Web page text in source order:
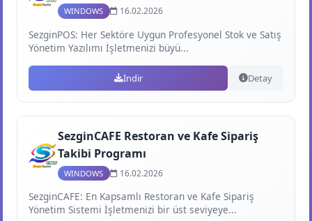
WINDOWS 16.02.2026
SezginPOS: Her Sektöre Uygun Profesyonel Stok ve Satış
Yönetim Yazılımı İşletmenizi büyü...
İndir Detay
SezginCAFE Restoran ve Kafe Sipariş
Takibi Programı
WINDOWS 16.02.2026
SezginCAFE: En Kapsamlı Restoran ve Kafe Sipariş
Yönetim Sistemi İşletmenizi bir üst seviyeye...